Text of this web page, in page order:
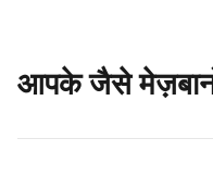
आपके जैसे